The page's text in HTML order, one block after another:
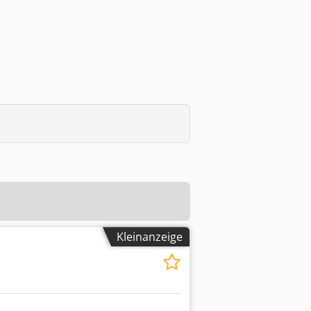
Kleinanzeige